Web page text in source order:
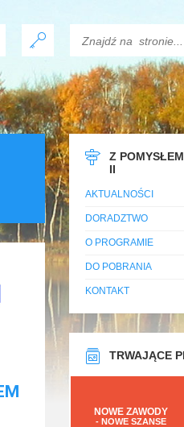
Z
II
AKTUALNOŚCI
DORADZTWO
O PROGRAMIE
DO POBRANIA
KONTAKT
TRWAJĄCE
NOWE ZAWODY
- NOWE SZANSE